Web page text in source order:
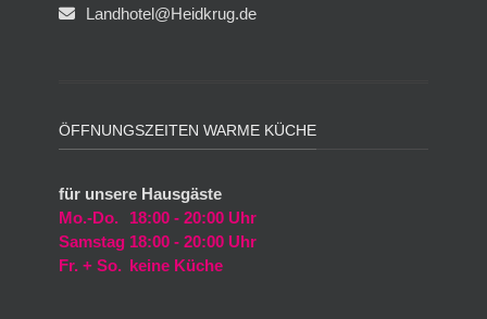
Landhotel@Heidkrug.de
ÖFFNUNGSZEITEN WARME KÜCHE
für unsere Hausgäste
Mo.-Do.
18:00 - 20:00 Uhr
Samstag 18:00 - 20:00 Uhr
Fr. + So. keine Küche